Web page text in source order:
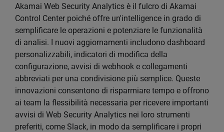
Akamai Web Security Analytics è il fulcro di Akamai
Control Center poiché offre un'intelligence in grado di
semplificare le operazioni e potenziare le funzionalità
di analisi. I nuovi aggiornamenti includono dashboard
personalizzabili, indicatori di modifica della
configurazione, avvisi di webhook e collegamenti
abbreviati per una condivisione più semplice. Queste
innovazioni consentono di risparmiare tempo e offrono
ai team la flessibilità necessaria per ricevere importanti
avvisi di Web Security Analytics nei loro strumenti
preferiti, come Slack, in modo da semplificare i propri